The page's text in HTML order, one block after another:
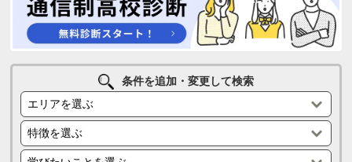
条件を追加・変更して検索